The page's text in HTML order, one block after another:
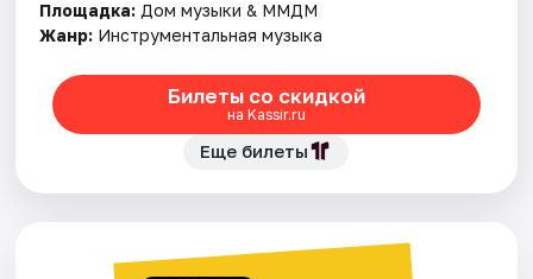
Площадка: Дом музыки & ММДМ
Жанр: Инструментальная музыка
Билеты со скидкой
на Kassir.ru
Еще билеты